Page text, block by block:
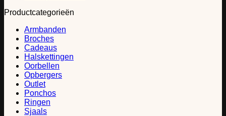
Productcategorieën
Armbanden
Broches
Cadeaus
Halskettingen
Oorbellen
Opbergers
Outlet
Ponchos
Ringen
Sjaals